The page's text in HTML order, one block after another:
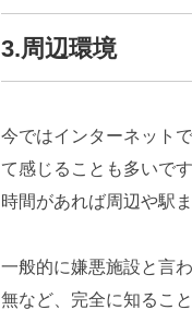
3.周辺環境
今ではインターネット
て感じることも多いです
時間があれば周辺や駅
一般的に嫌悪施設と言
無など、完全に知るこ